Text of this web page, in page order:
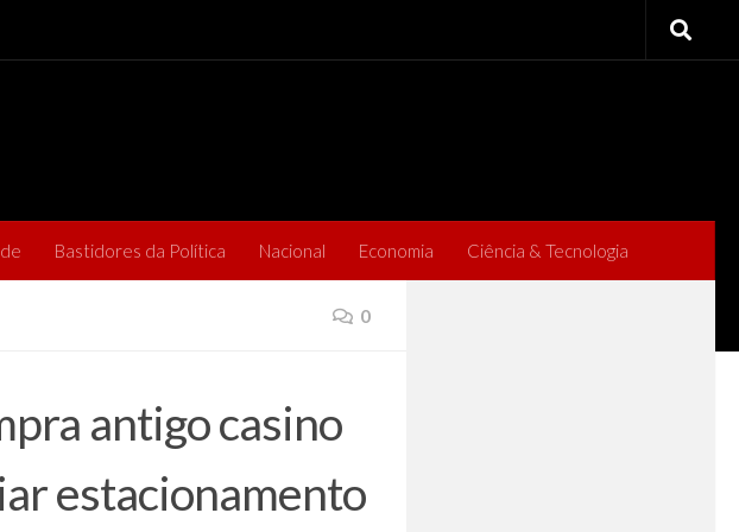
Bastidores da Política Nacional Economia Ciência & Tecnologia
0
antigo casino
estacionamento